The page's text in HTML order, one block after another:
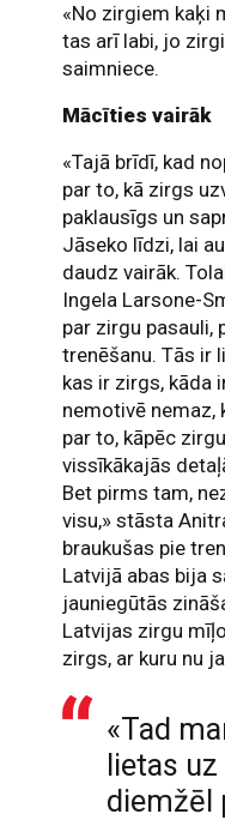
«No zirgiem kaķi
tas arī labi, jo
saimniece.
Mācīties vairāk
«Tajā brīdī, kad
par to, kā zirgs
paklausīgs un
Jāseko līdzi, lai
daudz vairāk.
Ingela Larsone-
par zirgu pasauli,
trenēšanu. Tās ir
kas ir zirgs, kāda
nemotivē nemaz,
par to, kāpēc
vissīkākajās
Bet pirms tam,
visu,» stāsta
braukušas pie
Latvijā abas bija
jauniegūtās
Latvijas zirgu
zirgs, ar kuru nu
«Tad
lietas
diemžēl